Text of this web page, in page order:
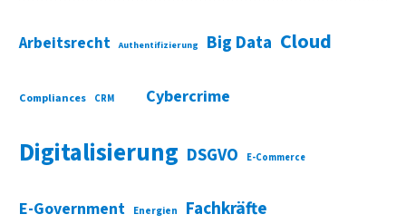
Arbeitsrecht Authentifizierung Big Data Cloud
Compliances CRM Cybercrime
Digitalisierung DSGVO E-Commerce
E-Government Energien Fachkräfte